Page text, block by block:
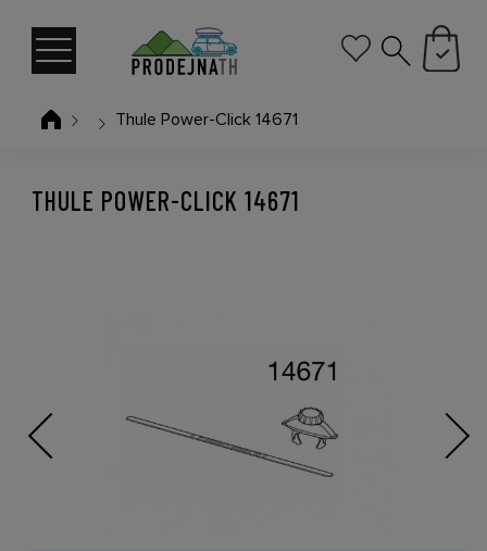
Thule Power-Click 14671
Previous Next
THULE POWER-CLICK 14671